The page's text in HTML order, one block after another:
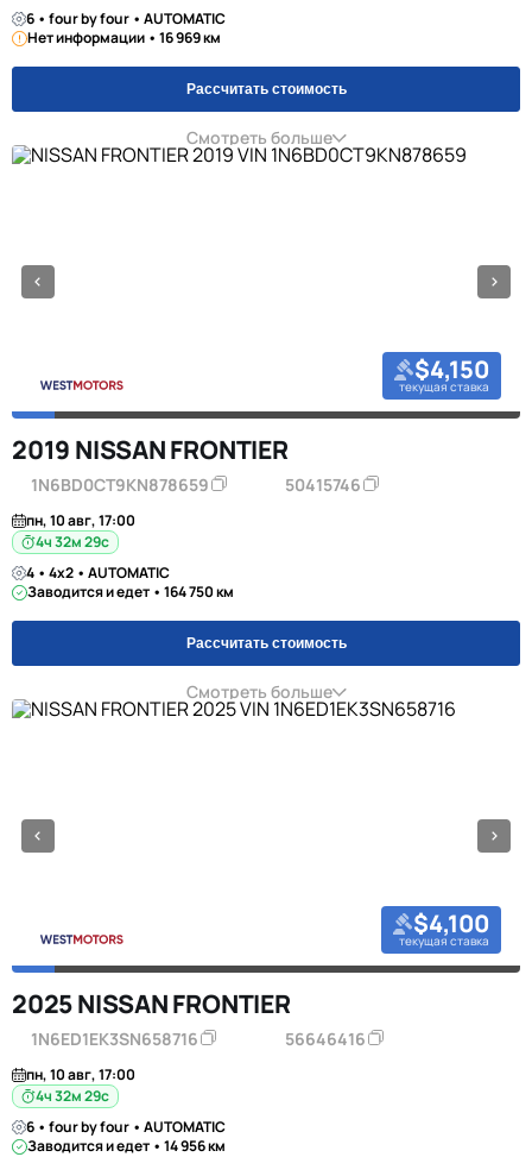
6 • four by four • AUTOMATIC
Нет информации • 16 969 км
Рассчитать стоимость
Смотреть больше
$4,150
текущая ставка
2019 NISSAN FRONTIER
1N6BD0CT9KN878659 50415746
пн, 10 авг, 17:00
4ч 32м 28с
4 • 4x2 • AUTOMATIC
Заводится и едет • 164 750 км
Рассчитать стоимость
Смотреть больше
$4,100
текущая ставка
2025 NISSAN FRONTIER
1N6ED1EK3SN658716 56646416
пн, 10 авг, 17:00
4ч 32м 28с
6 • four by four • AUTOMATIC
Заводится и едет • 14 956 км